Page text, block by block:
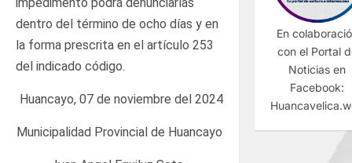
dentro del término de ocho días y en
la forma prescrita en el artículo 253
del indicado código.
Huancayo, 07 de noviembre del 2024
Municipalidad Provincial de Huancayo
En
con el Portal
Noticias en
Facebook: